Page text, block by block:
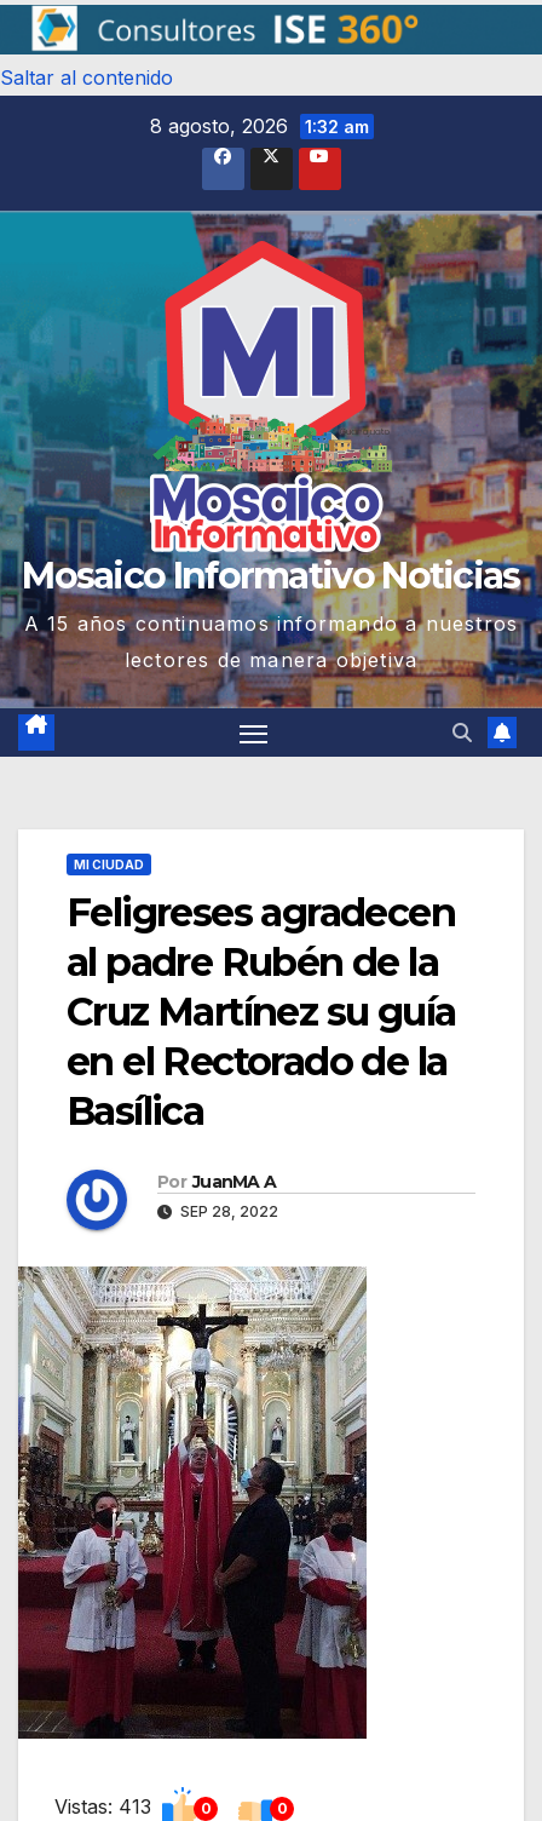
Saltar al contenido
8 agosto, 2026
1:32 am
Mosaico Informativo Noticias
A 15 años continuamos informando a nuestros
lectores de manera objetiva
MI CIUDAD
Feligreses agradecen
al padre Rubén de la
Cruz Martínez su guía
en el Rectorado de la
Basílica
Por JuanMA A
SEP 28, 2022
Vistas: 413 0 0